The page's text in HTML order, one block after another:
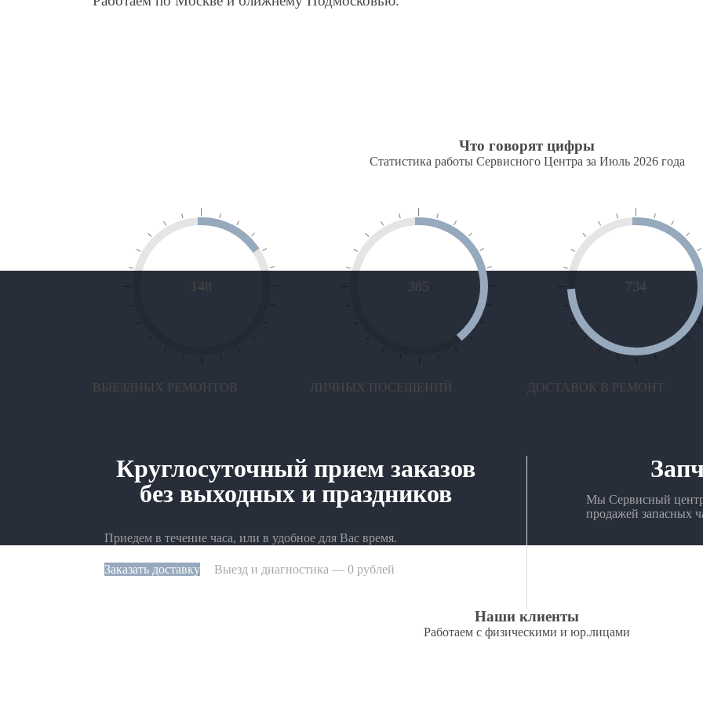
Что говорят цифры
Статистика работы Сервисного Центра за Июль 2026 года
148
ВЫЕЗДНЫХ РЕМОНТОВ
385
ЛИЧНЫХ ПОСЕЩЕНИЙ
734
ДОСТАВОК В РЕМОНТ
Круглосуточный прием заказов
без выходных и праздников
Приедем в течение часа, или в удобное для Вас время.
Заказать доставку Выезд и диагностика — 0 рублей
Мы Сервисный
продажей запасных
Наши клиенты
Работаем с физическими и юр.лицами